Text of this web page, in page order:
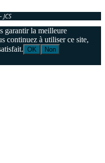
garantir la meilleure
continuez à utiliser ce site,
OK
Non